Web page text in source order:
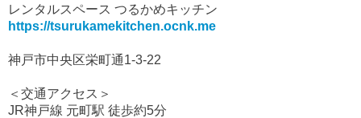
レンタルスペース つるかめキッチン
https://tsurukamekitchen.ocnk.me
神戸市中央区栄町通1-3-22
＜交通アクセス＞
JR神戸線 元町駅 徒歩約5分